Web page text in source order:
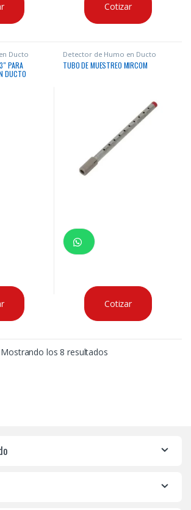
Cotizar
Ducto
PARA
DUCTO
Detector de Humo en Ducto
TUBO DE MUESTREO MIRCOM
Cotizar
Mostrando los 8 resultados